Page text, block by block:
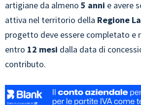
artigiane da almeno 5 anni e avere
attiva nel territorio della Regione
progetto deve essere completato e
entro 12 mesi dalla data di
contributo.